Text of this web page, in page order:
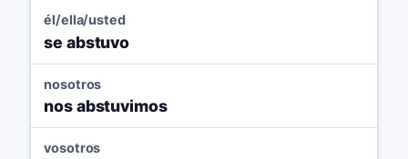
él/ella/usted
se abstuvo
nosotros
nos abstuvimos
vosotros